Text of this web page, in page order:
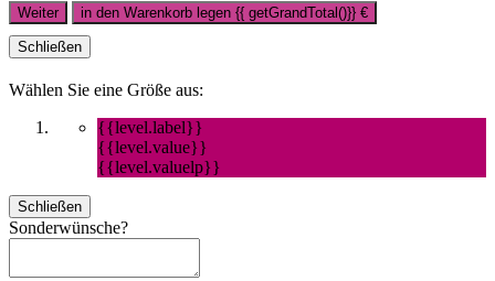
Weiter in den Warenkorb legen {{ getGrandTotal()}} €
Schließen
Wählen Sie eine Größe aus:
{{level.label}}
{{level.value}}
{{level.valuelp}}
Schließen
Sonderwünsche?